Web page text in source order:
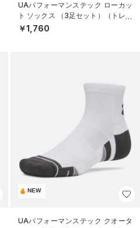
UAパフォーマンステック ローカッ
ト ソックス （3足セット）（トレー
ニング/UNISEX）
￥1,760
NEW
UAパフォーマンステック クオータ